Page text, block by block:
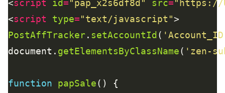
<script id="pap_x2s6df8d" src="https://
<script type="text/javascript"
PostAffTracker. setAccountId(
document. getElementsByClassName( 'zen-
function papSale